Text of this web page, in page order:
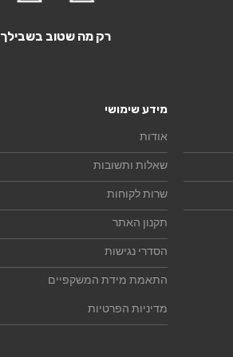
רק מה שטוב בשבילך
מידע שימושי
אודות
שאלות ותשובות
שרות לקוחות
תקנון האתר
הסדרי נגישות
התאמת מידת המשקפיים
מדיניות הפרטיות